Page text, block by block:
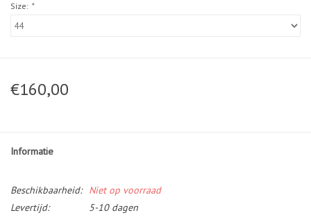
Size: *
€160,00
Informatie
Beschikbaarheid:
Niet op voorraad
Levertijd:
5-10 dagen